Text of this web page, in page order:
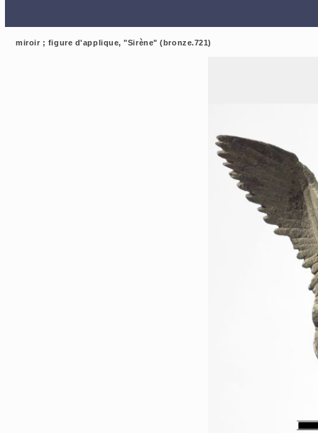
miroir ; figure d'applique, "Sirène" (bronze.721)